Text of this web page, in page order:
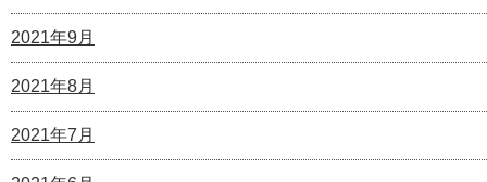
2021年9月
2021年8月
2021年7月